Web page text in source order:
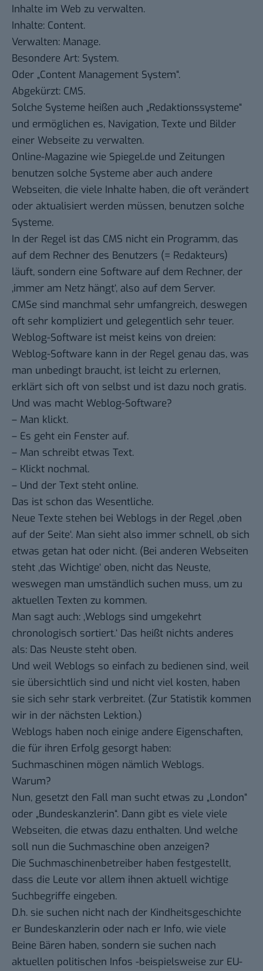
Inhalte im Web zu verwalten.
Inhalte: Content.
Verwalten: Manage.
Besondere Art: System.
Oder „Content Management System“.
Abgekürzt: CMS.
Solche Systeme heißen auch „Redaktionssysteme“
und ermöglichen es, Navigation, Texte und Bilder
einer Webseite zu verwalten.
Online-Magazine wie Spiegel.de und Zeitungen
benutzen solche Systeme aber auch andere
Webseiten, die viele Inhalte haben, die oft verändert
oder aktualisiert werden müssen, benutzen solche
Systeme.
In der Regel ist das CMS nicht ein Programm, das
auf dem Rechner des Benutzers (= Redakteurs)
läuft, sondern eine Software auf dem Rechner, der
‚immer am Netz hängt‘, also auf dem Server.
CMSe sind manchmal sehr umfangreich, deswegen
oft sehr kompliziert und gelegentlich sehr teuer.
Weblog-Software ist meist keins von dreien:
Weblog-Software kann in der Regel genau das, was
man unbedingt braucht, ist leicht zu erlernen,
erklärt sich oft von selbst und ist dazu noch gratis.
Und was macht Weblog-Software?
– Man klickt.
– Es geht ein Fenster auf.
– Man schreibt etwas Text.
– Klickt nochmal.
– Und der Text steht online.
Das ist schon das Wesentliche.
Neue Texte stehen bei Weblogs in der Regel ‚oben
auf der Seite‘. Man sieht also immer schnell, ob sich
etwas getan hat oder nicht. (Bei anderen Webseiten
steht ‚das Wichtige‘ oben, nicht das Neuste,
weswegen man umständlich suchen muss, um zu
aktuellen Texten zu kommen.
Man sagt auch: ‚Weblogs sind umgekehrt
chronologisch sortiert.‘ Das heißt nichts anderes
als: Das Neuste steht oben.
Und weil Weblogs so einfach zu bedienen sind, weil
sie übersichtlich sind und nicht viel kosten, haben
sie sich sehr stark verbreitet. (Zur Statistik kommen
wir in der nächsten Lektion.)
Weblogs haben noch einige andere Eigenschaften,
die für ihren Erfolg gesorgt haben:
Suchmaschinen mögen nämlich Weblogs.
Warum?
Nun, gesetzt den Fall man sucht etwas zu „London“
oder „Bundeskanzlerin“. Dann gibt es viele viele
Webseiten, die etwas dazu enthalten. Und welche
soll nun die Suchmaschine oben anzeigen?
Die Suchmaschinenbetreiber haben festgestellt,
dass die Leute vor allem ihnen aktuell wichtige
Suchbegriffe eingeben.
D.h. sie suchen nicht nach der Kindheitsgeschichte
er Bundeskanzlerin oder nach er Info, wie viele
Beine Bären haben, sondern sie suchen nach
aktuellen politischen Infos -beispielsweise zur EU-